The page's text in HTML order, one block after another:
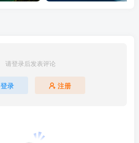
请登录后发表评论
登录 注册